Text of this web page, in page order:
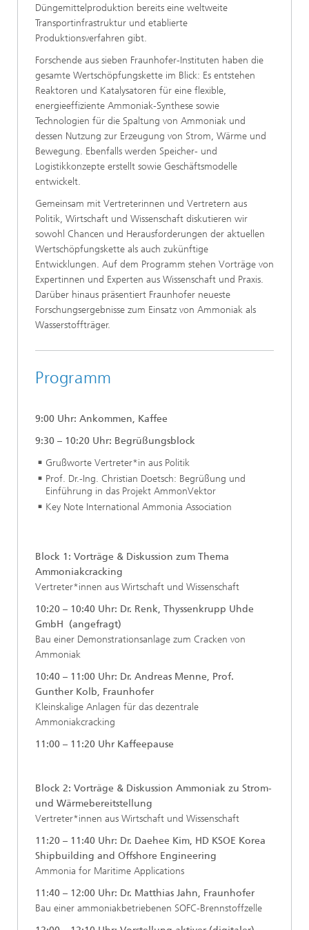
Düngemittelproduktion bereits eine weltweite
Transportinfrastruktur und etablierte
Produktionsverfahren gibt.
Forschende aus sieben Fraunhofer-Instituten haben die
gesamte Wertschöpfungskette im Blick: Es entstehen
Reaktoren und Katalysatoren für eine flexible,
energieeffiziente Ammoniak-Synthese sowie
Technologien für die Spaltung von Ammoniak und
dessen Nutzung zur Erzeugung von Strom, Wärme und
Bewegung. Ebenfalls werden Speicher- und
Logistikkonzepte erstellt sowie Geschäftsmodelle
entwickelt.
Gemeinsam mit Vertreterinnen und Vertretern aus
Politik, Wirtschaft und Wissenschaft diskutieren wir
sowohl Chancen und Herausforderungen der aktuellen
Wertschöpfungskette als auch zukünftige
Entwicklungen. Auf dem Programm stehen Vorträge von
Expertinnen und Experten aus Wissenschaft und Praxis.
Darüber hinaus präsentiert Fraunhofer neueste
Forschungsergebnisse zum Einsatz von Ammoniak als
Wasserstoffträger.
Programm
9:00 Uhr: Ankommen, Kaffee
9:30 – 10:20 Uhr: Begrüßungsblock
Grußworte Vertreter*in aus Politik
Prof. Dr.-Ing. Christian Doetsch: Begrüßung und
Einführung in das Projekt AmmonVektor
Key Note International Ammonia Association
Block 1: Vorträge & Diskussion zum Thema
Ammoniakcracking
Vertreter*innen aus Wirtschaft und Wissenschaft
10:20 – 10:40 Uhr: Dr. Renk, Thyssenkrupp Uhde
GmbH (angefragt)
Bau einer Demonstrationsanlage zum Cracken von
Ammoniak
10:40 – 11:00 Uhr: Dr. Andreas Menne, Prof.
Gunther Kolb, Fraunhofer
Kleinskalige Anlagen für das dezentrale
Ammoniakcracking
11:00 – 11:20 Uhr Kaffeepause
Block 2: Vorträge & Diskussion Ammoniak zu Strom-
und Wärmebereitstellung
Vertreter*innen aus Wirtschaft und Wissenschaft
11:20 – 11:40 Uhr: Dr. Daehee Kim, HD KSOE Korea
Shipbuilding and Offshore Engineering
Ammonia for Maritime Applications
11:40 – 12:00 Uhr: Dr. Matthias Jahn, Fraunhofer
Bau einer ammoniakbetriebenen SOFC-Brennstoffzelle